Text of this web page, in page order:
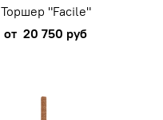
Торшер "Facile"
от 20 750 руб